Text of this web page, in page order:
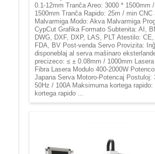
0.1-12mm Tranĉa Areo: 3000 * 1500mm
1500mm Tranĉa Rapido: 25m / min CNC
Malvarmiga Modo: Akva Malvarmiga
CypCut Grafika Formato Subtenita: AI,
DWG, DXF, DXP, LAS, PLT Atestilo:
FDA, BV Post-venda Servo Provizita:
disponeblaj al serva maŝinaro
precizeco: ≤ ± 0.08mm / 1000mm
Fibra Lasera Modulo 400-2000W
Japana Serva Motoro-Potencaj Postuloj:
50Hz / 100A Maksimuma kortega
kortega rapido ...